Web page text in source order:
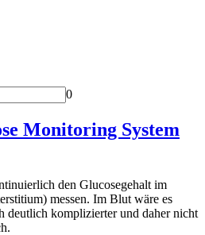
0
Monitoring System
den Glucosegehalt im
messen. Im Blut wäre es
deutlich komplizierter und daher nicht